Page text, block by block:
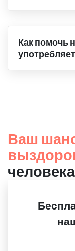
Как помочь
Ваш
человека